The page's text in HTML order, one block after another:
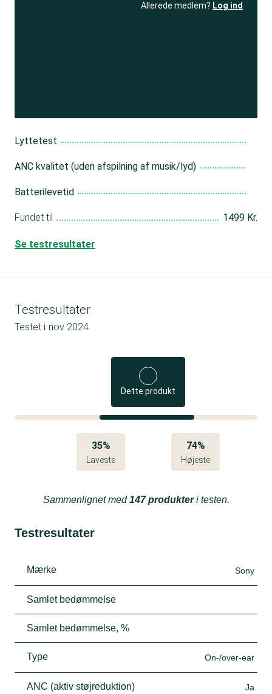
Allerede medlem? Log ind
Lyttetest
ANC kvalitet (uden afspilning af musik/lyd)
Batterilevetid
Fundet til 1499 Kr.
Se testresultater
Testresultater
Testet i nov 2024
Dette produkt
35%
Laveste
74%
Højeste
Sammenlignet med147 produkteri testen.
Testresultater
Mærke Sony
Samlet bedømmelse
Samlet bedømmelse, %
Type On-/over-ear
ANC (aktiv støjreduktion) Ja